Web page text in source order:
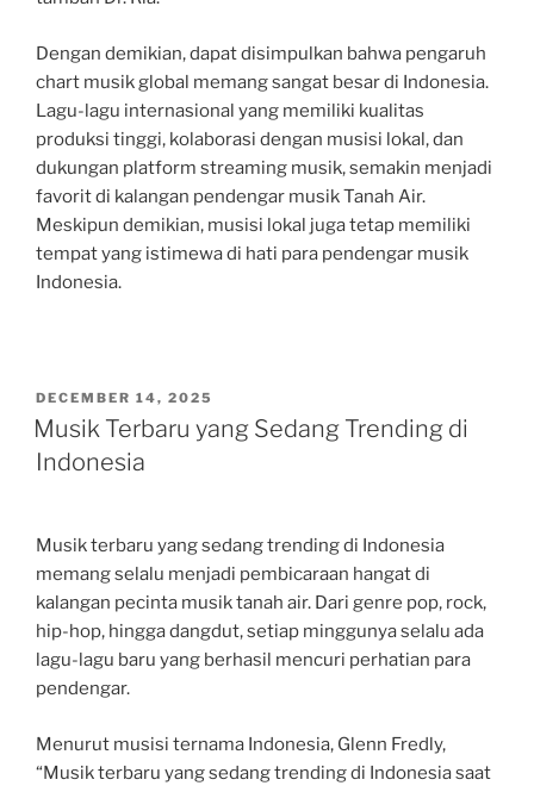
Dengan demikian, dapat disimpulkan bahwa pengaruh
chart musik global memang sangat besar di Indonesia.
Lagu-lagu internasional yang memiliki kualitas
produksi tinggi, kolaborasi dengan musisi lokal, dan
dukungan platform streaming musik, semakin menjadi
favorit di kalangan pendengar musik Tanah Air.
Meskipun demikian, musisi lokal juga tetap memiliki
tempat yang istimewa di hati para pendengar musik
Indonesia.
POSTED
ON
DECEMBER 14, 2025
Musik Terbaru yang Sedang Trending di
Indonesia
Musik terbaru yang sedang trending di Indonesia
memang selalu menjadi pembicaraan hangat di
kalangan pecinta musik tanah air. Dari genre pop, rock,
hip-hop, hingga dangdut, setiap minggunya selalu ada
lagu-lagu baru yang berhasil mencuri perhatian para
pendengar.
Menurut musisi ternama Indonesia, Glenn Fredly,
“Musik terbaru yang sedang trending di Indonesia saat